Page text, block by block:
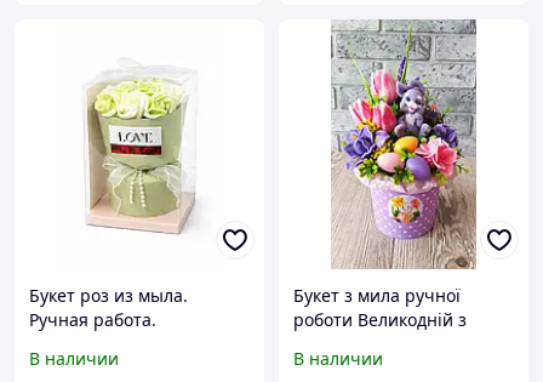
Букет роз из мыла.
Ручная работа.
В наличии
Букет з мила ручної
роботи Великодній з
стаканчику
В наличии